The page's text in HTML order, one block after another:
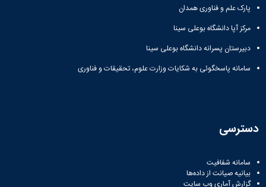
پارک علم و فناوری همدان
مرکز آپا دانشگاه بوعلی سینا
دبیرستان پسرانه دانشگاه بوعلی سینا
سامانه پاسخگوئی به شکایات وزارت علوم، تحقیقات و فناوری
دسترسی
سامانه شفافیت
بیانیه صیانت از داده‌ها
گزارش آماری وب‌ سایت